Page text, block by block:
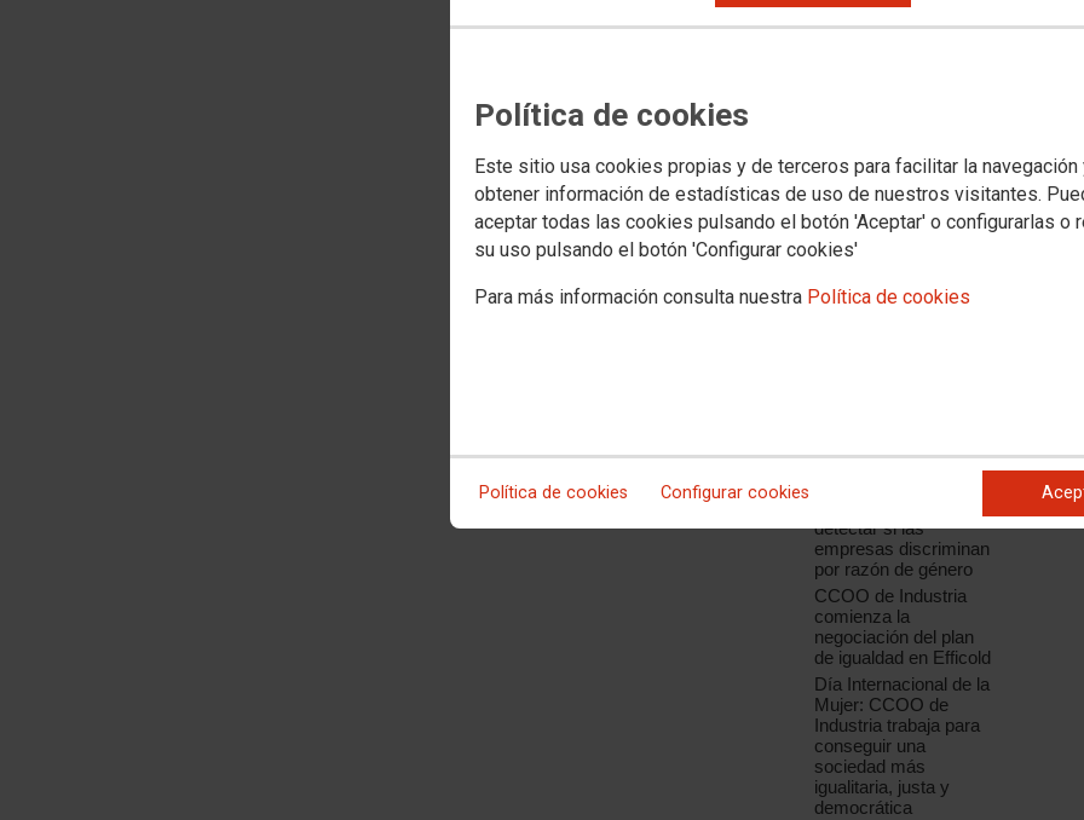
Política de cookies
Este sitio usa cookies propias y de terceros para facilitar la navegación
obtener información de estadísticas de uso de nuestros visitantes.
aceptar todas las cookies pulsando el botón 'Aceptar' o configurarlas o
su uso pulsando el botón 'Configurar cookies'
Para más información consulta nuestra Política de cookies
Política de cookies Configurar cookies
CCOO de Industria
2016
detectar si las
empresas discriminan
por razón de género
CCOO de Industria
comienza la
negociación del plan
de igualdad en Efficold
Día Internacional de la
Mujer: CCOO de
Industria trabaja para
conseguir una
sociedad más
igualitaria, justa y
democrática